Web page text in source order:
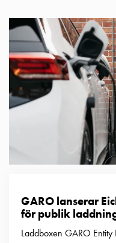
GARO lanserar
för publik
Laddboxen GARO